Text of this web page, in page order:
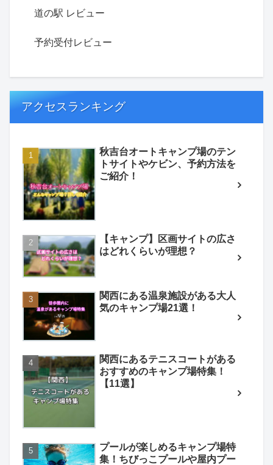
道の駅 レビュー
予約受付レビュー
アクセスランキング
秋吉台オートキャンプ場のテン
トサイトやケビン、予約方法を
ご紹介！
【キャンプ】区画サイトの広さ
はどれくらいが理想？
関西にある温泉施設がある大人
気のキャンプ場21選！
関西にあるテニスコートがある
おすすめのキャンプ場特集！
【11選】
プールが楽しめるキャンプ場特
集！ちびっこプールや屋内プー